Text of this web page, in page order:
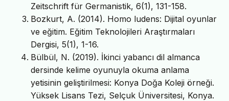
Zeitschrift für Germanistik, 6(1), 131-158.
Bozkurt, A. (2014). Homo ludens: Dijital oyunlar
ve eğitim. Eğitim Teknolojileri Araştırmaları
Dergisi, 5(1), 1-16.
Bülbül, N. (2019). İkinci yabancı dil almanca
dersinde kelime oyunuyla okuma anlama
yetisinin geliştirilmesi: Konya Doğa Koleji örneği.
Yüksek Lisans Tezi, Selçuk Üniversitesi, Konya.